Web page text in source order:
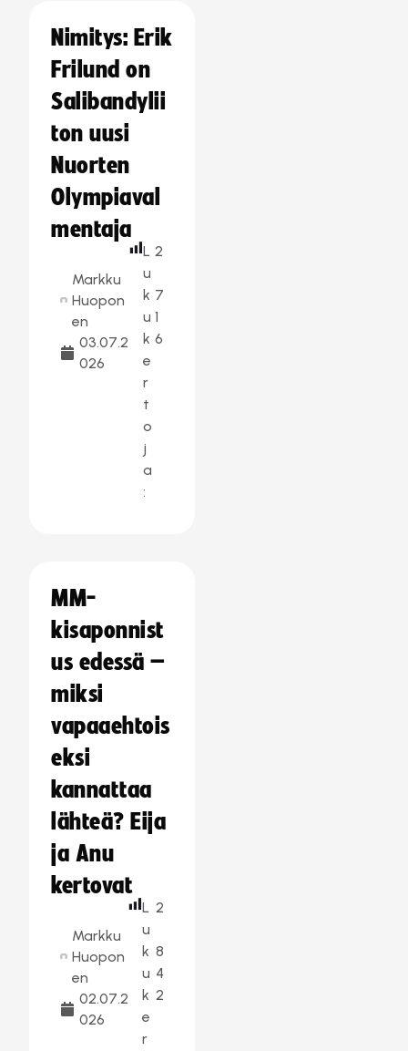
Nimitys: Erik
Frilund on
Salibandylii
ton uusi
Nuorten
Olympiaval
mentaja
Markku
Huopon
en
03.07.2
026
L
u
k
u
k
e
r
t
o
j
a
:
2
7
1
6
MM-
kisaponnist
us edessä –
miksi
vapaaehtois
eksi
kannattaa
lähteä? Eija
ja Anu
kertovat
Markku
Huopon
en
02.07.2
026
L
u
k
u
k
e
r
2
8
4
2